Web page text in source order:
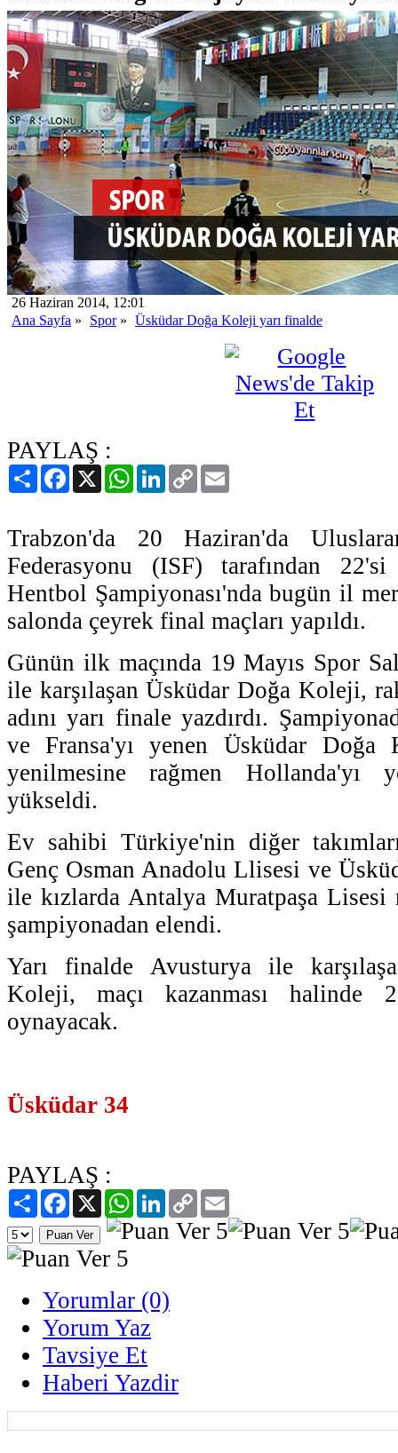
26 Haziran 2014, 12:01
Ana Sayfa » Spor» Üsküdar Doğa Koleji yarı finalde
PAYLAŞ :
PaylaşFacebook
X WhatsAppLinkedIn
Copy
Link
Trabzon'da 20 Haziran'da
Federasyonu (ISF) tarafından
Hentbol Şampiyonası'nda bugün il
salonda çeyrek final maçları yapıldı.
Günün ilk maçında 19 Mayıs Spor
ile karşılaşan Üsküdar Doğa Koleji,
adını yarı finale yazdırdı.
ve Fransa'yı yenen Üsküdar Doğa
yenilmesine rağmen Hollanda'yı
yükseldi.
Ev sahibi Türkiye'nin diğer
Genç Osman Anadolu Llisesi ve
ile kızlarda Antalya Muratpaşa
şampiyonadan elendi.
Yarı finalde Avusturya ile
Koleji, maçı kazanması halinde
oynayacak.
Üsküdar 34
PAYLAŞ :
PaylaşFacebook
X WhatsAppLinkedIn
Copy
Link
Yorumlar (0)
Yorum Yaz
Tavsiye Et
Haberi Yazdir